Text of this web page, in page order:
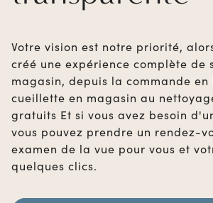
Votre vision est notre priorité,
créé une expérience complète de
magasin, depuis la commande
cueillette en magasin au
gratuits Et si vous avez besoin
vous pouvez prendre un rendez-
examen de la vue pour vous et
quelques clics.